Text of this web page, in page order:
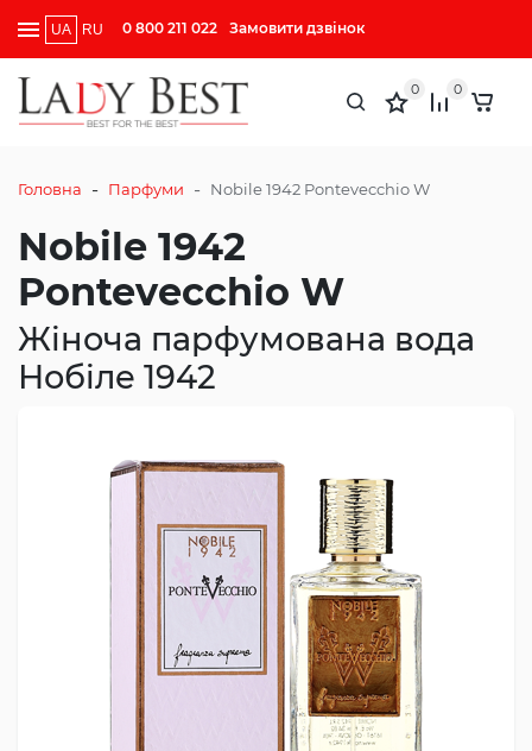
UA RU 0 800 211 022 Замовити дзвінок
0 0
Головна - Парфуми - Nobile 1942 Pontevecchio W
Nobile 1942
Pontevecchio W
Жіноча парфумована вода
Нобіле 1942